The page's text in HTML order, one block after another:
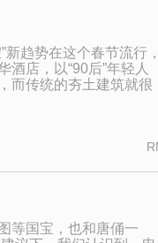
新趋势在这个春节流行
店，以“90后”年轻人
而传统的夯土建筑就很
等国宝，也和唐俑一